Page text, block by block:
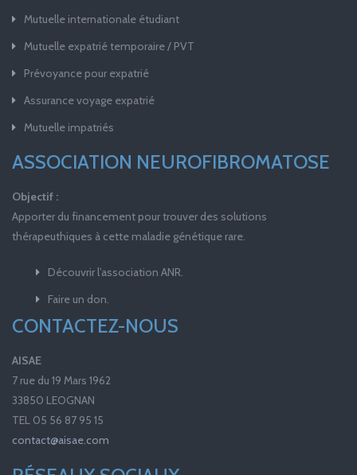
Mutuelle internationale étudiant
Mutuelle expatrié temporaire / PVT
Prévoyance pour expatrié
Assurance voyage expatrié
Mutuelle impatriés
ASSOCIATION NEUROFIBROMATOSE
Objectif :
Apporter du financement pour trouver des solutions
thérapeuthiques à cette maladie génétique rare.
Découvrir l’association ANR.
Faire un don.
CONTACTEZ-NOUS
AISAE
7 rue du 19 Mars 1962
33850 LEOGNAN
TEL 05 56 87 95 15
contact@aisae.com